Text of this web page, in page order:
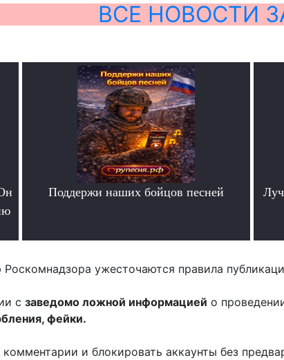
ВСЕ НОВОСТИ
Поддержи наших бойцов песней
ужесточаются правила
с заведомо ложной информацией о
фейки.
и блокировать аккаунты без